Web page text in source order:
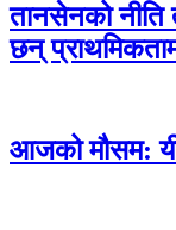
तानसेनको
छन्
आजको मौसम: यी